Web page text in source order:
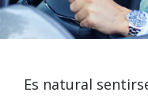
Es natural